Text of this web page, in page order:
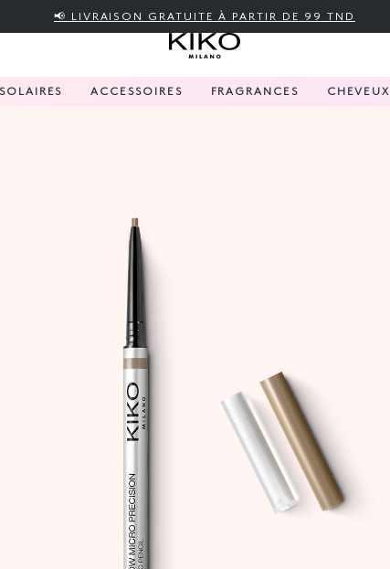
📢 LIVRAISON GRATUITE À PARTIR DE 99 TND
SOLAIRES ACCESSOIRES FRAGRANCES CHEVEUX